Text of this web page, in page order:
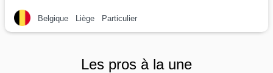
Belgique Liège Particulier
Les pros à la une